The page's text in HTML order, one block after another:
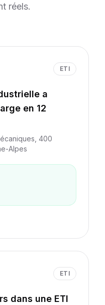
réels.
ETI
a
en 12
400
Alpes
ETI
dans une ETI